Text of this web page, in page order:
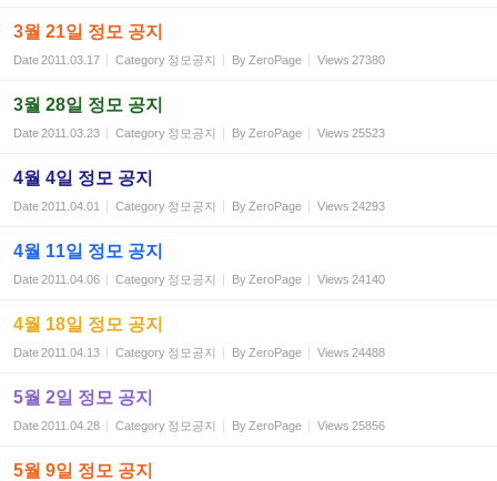
3월 21일 정모 공지
Date2011.03.17 Category 정모공지 By ZeroPage Views 27380
3월 28일 정모 공지
Date2011.03.23 Category 정모공지 By ZeroPage Views 25523
4월 4일 정모 공지
Date2011.04.01 Category 정모공지 By ZeroPage Views 24293
4월 11일 정모 공지
Date2011.04.06 Category 정모공지 By ZeroPage Views 24140
4월 18일 정모 공지
Date2011.04.13 Category 정모공지 By ZeroPage Views 24488
5월 2일 정모 공지
Date2011.04.28 Category 정모공지 By ZeroPage Views 25856
5월 9일 정모 공지